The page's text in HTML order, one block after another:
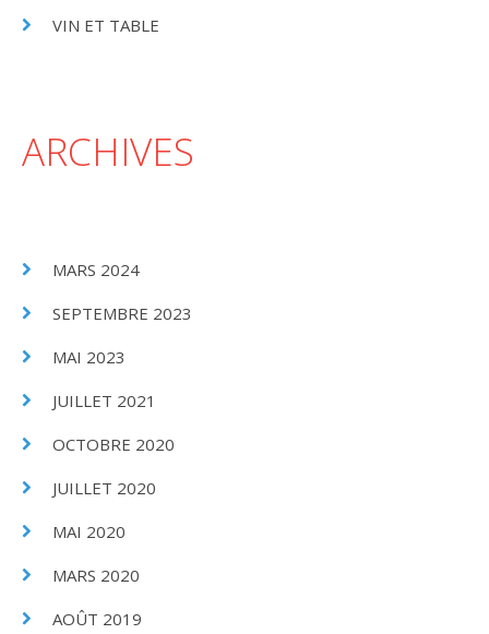
VIN ET TABLE
ARCHIVES
MARS 2024
SEPTEMBRE 2023
MAI 2023
JUILLET 2021
OCTOBRE 2020
JUILLET 2020
MAI 2020
MARS 2020
AOÛT 2019